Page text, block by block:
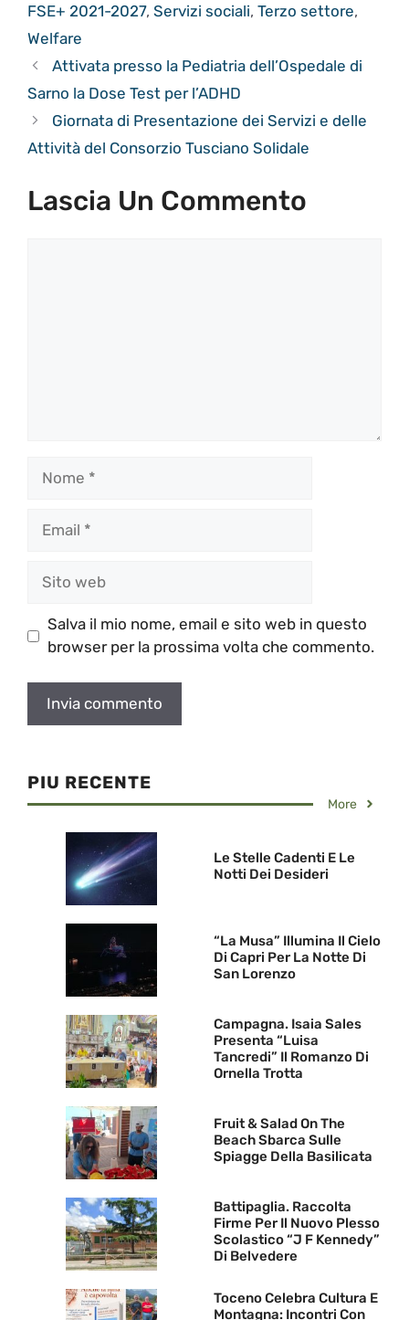
FSE+ 2021-2027, Servizi sociali, Terzo settore,
Welfare
Attivata presso la Pediatria dell’Ospedale di
Sarno la Dose Test per l’ADHD
Giornata di Presentazione dei Servizi e delle
Attività del Consorzio Tusciano Solidale
Lascia Un Commento
Salva il mio nome, email e sito web in questo
browser per la prossima volta che commento.
PIU RECENTE
More
Le Stelle Cadenti E Le
Notti Dei Desideri
“La Musa” Illumina Il Cielo
Di Capri Per La Notte Di
San Lorenzo
Campagna. Isaia Sales
Presenta “Luisa
Tancredi” Il Romanzo Di
Ornella Trotta
Fruit & Salad On The
Beach Sbarca Sulle
Spiagge Della Basilicata
Battipaglia. Raccolta
Firme Per Il Nuovo Plesso
Scolastico “J F Kennedy”
Di Belvedere
Toceno Celebra Cultura E
Montagna: Incontri Con